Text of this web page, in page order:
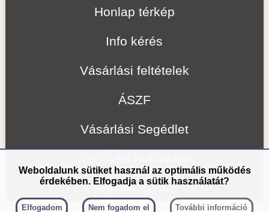
Honlap térkép
Info kérés
Vásárlási feltételek
ÁSZF
Vásárlási Segédlet
Gyors Menü
Weboldalunk sütiket használ az optimális működés
érdekében. Elfogadja a sütik használatát?
Elfogadom Nem fogadom el További információ